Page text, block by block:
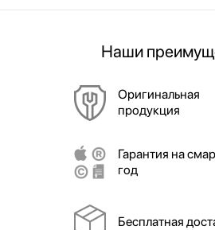
Наши
Оригинальная
продукция
Гарантия на
год
Бесплатная